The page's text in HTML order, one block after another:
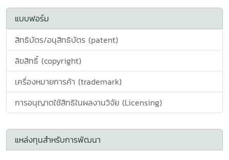
สิทธิบัตร/อนุสิทธิบัตร (patent)
ลิขสิทธิ์ (copyright)
เครื่องหมายการค้า (trademark)
การอนุญาตใช้สิทธิในผลงานวิจัย (Licensing)